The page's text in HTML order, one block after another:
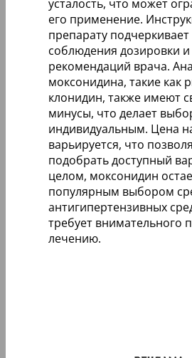
усталость, что может
его применение.
препарату
соблюдения дозировки и
рекомендаций врача.
моксонидина, такие как
клонидин, также имеют
минусы, что делает
индивидуальным. Цена
варьируется, что
подобрать доступный
целом, моксонидин
популярным выбором
антигипертензивных
требует внимательного
лечению.